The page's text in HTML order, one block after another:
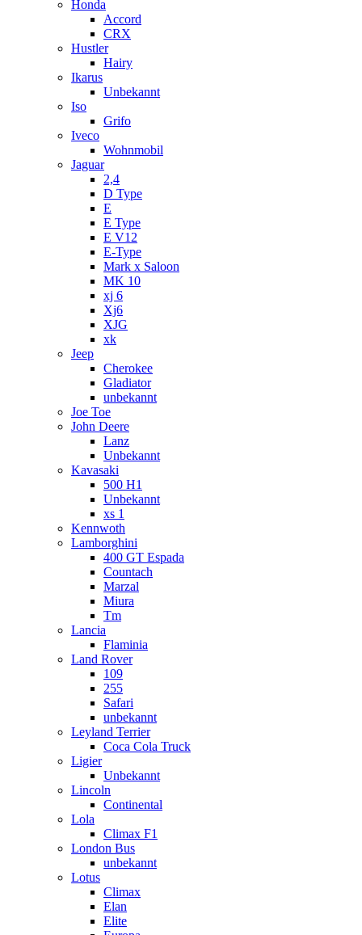
Honda
Accord
CRX
Hustler
Hairy
Ikarus
Unbekannt
Iso
Grifo
Iveco
Wohnmobil
Jaguar
2,4
D Type
E
E Type
E V12
E-Type
Mark x Saloon
MK 10
xj 6
Xj6
XJG
xk
Jeep
Cherokee
Gladiator
unbekannt
Joe Toe
John Deere
Lanz
Unbekannt
Kavasaki
500 H1
Unbekannt
xs 1
Kennwoth
Lamborghini
400 GT Espada
Countach
Marzal
Miura
Tm
Lancia
Flaminia
Land Rover
109
255
Safari
unbekannt
Leyland Terrier
Coca Cola Truck
Ligier
Unbekannt
Lincoln
Continental
Lola
Climax F1
London Bus
unbekannt
Lotus
Climax
Elan
Elite